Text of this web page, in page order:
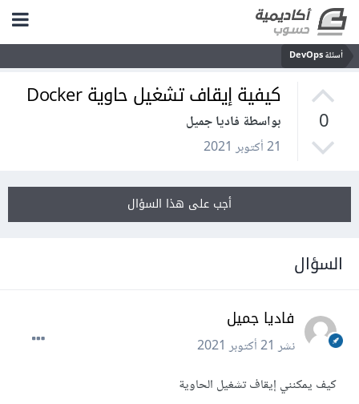
أسئلة DevOps
0
كيفية إيقاف تشغيل حاوية Docker
بواسطة فاديا جميل
21 أكتوبر 2021
أجب على هذا السؤال
السؤال
فاديا جميل
نشر21 أكتوبر 2021
كيف يمكنني إيقاف تشغيل الحاوية